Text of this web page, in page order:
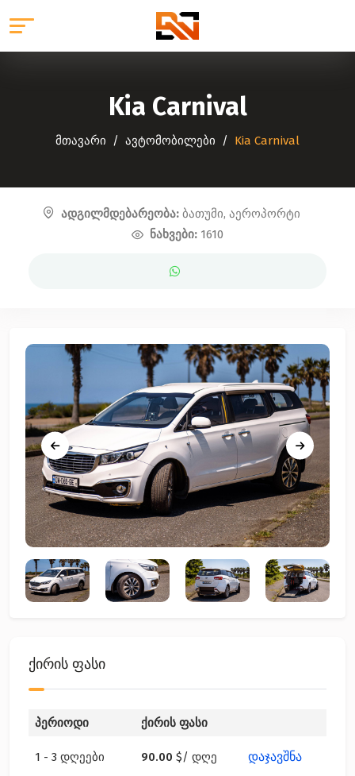
Kia Carnival
მთავარი ავტომობილები Kia Carnival
ადგილმდებარეობა: ბათუმი, აეროპორტი
ნახვები: 1610
ქირის ფასი
პერიოდი ქირის ფასი
1 - 3 დღეები 90.00 $/ დღე დაჯავშნა